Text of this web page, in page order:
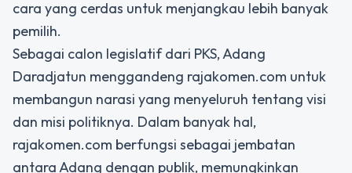
cara yang cerdas untuk menjangkau lebih banyak
pemilih.
Sebagai calon legislatif dari PKS, Adang
Daradjatun menggandeng rajakomen.com untuk
membangun narasi yang menyeluruh tentang visi
dan misi politiknya. Dalam banyak hal,
rajakomen.com berfungsi sebagai jembatan
antara Adang dengan publik, memungkinkan